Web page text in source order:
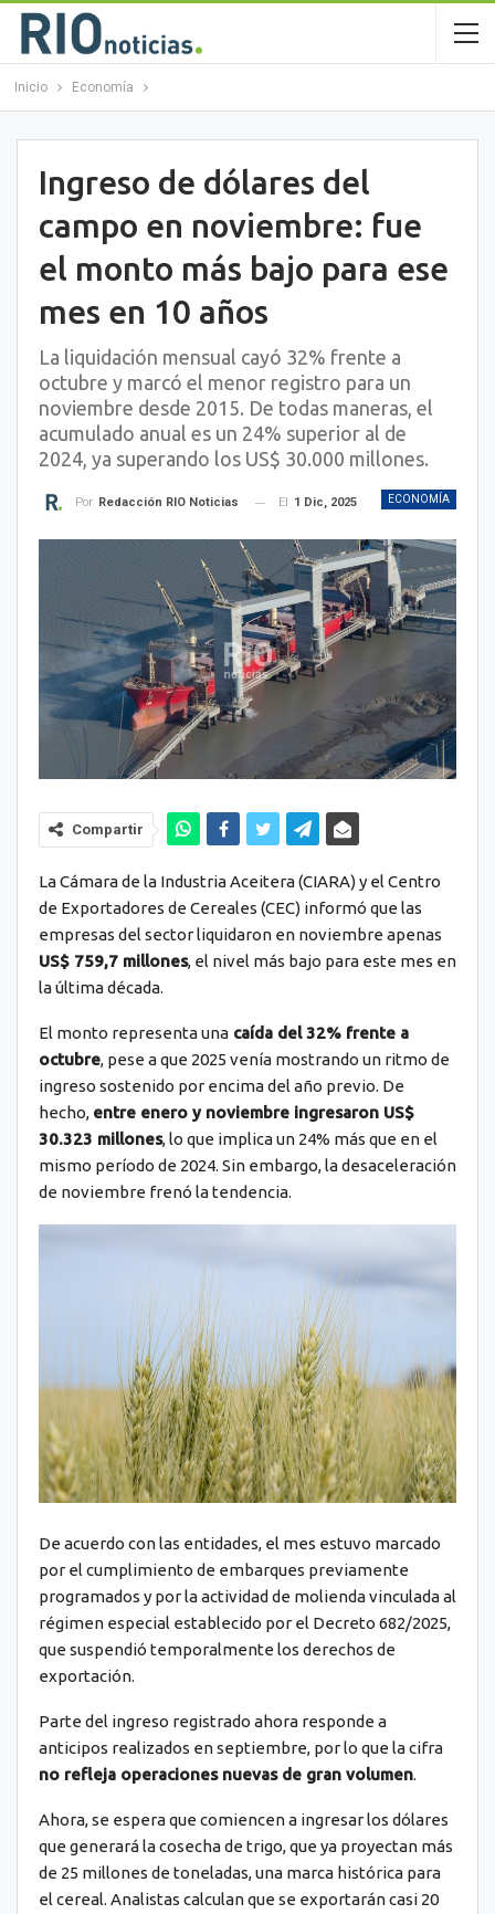
Inicio Economía
Ingreso de dólares del
campo en noviembre: fue
el monto más bajo para ese
mes en 10 años
La liquidación mensual cayó 32% frente a
octubre y marcó el menor registro para un
noviembre desde 2015. De todas maneras, el
acumulado anual es un 24% superior al de
2024, ya superando los US$ 30.000 millones.
ECONOMÍA
Por Redacción RIO Noticias El 1 Dic, 2025
Compartir
La Cámara de la Industria Aceitera (CIARA) y el Centro
de Exportadores de Cereales (CEC) informó que las
empresas del sector liquidaron en noviembre apenas
US$ 759,7 millones, el nivel más bajo para este mes en
la última década.
El monto representa una caída del 32% frente a
octubre, pese a que 2025 venía mostrando un ritmo de
ingreso sostenido por encima del año previo. De
hecho, entre enero y noviembre ingresaron US$
30.323 millones, lo que implica un 24% más que en el
mismo período de 2024. Sin embargo, la desaceleración
de noviembre frenó la tendencia.
De acuerdo con las entidades, el mes estuvo marcado
por el cumplimiento de embarques previamente
programados y por la actividad de molienda vinculada al
régimen especial establecido por el Decreto 682/2025,
que suspendió temporalmente los derechos de
exportación.
Parte del ingreso registrado ahora responde a
anticipos realizados en septiembre, por lo que la cifra
no refleja operaciones nuevas de gran volumen.
Ahora, se espera que comiencen a ingresar los dólares
que generará la cosecha de trigo, que ya proyectan más
de 25 millones de toneladas, una marca histórica para
el cereal. Analistas calculan que se exportarán casi 20